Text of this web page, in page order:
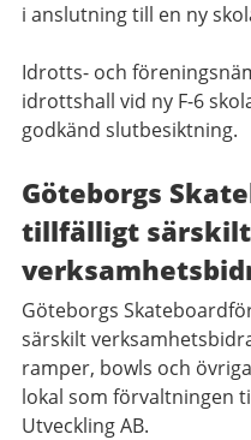
i anslutning till en ny
Idrotts- och
idrottshall vid ny F-6
godkänd slutbesiktning.
Göteborgs
tillfälligt särskilt
Göteborgs
särskilt
ramper, bowls och
lokal som förvaltningen
Utveckling AB.